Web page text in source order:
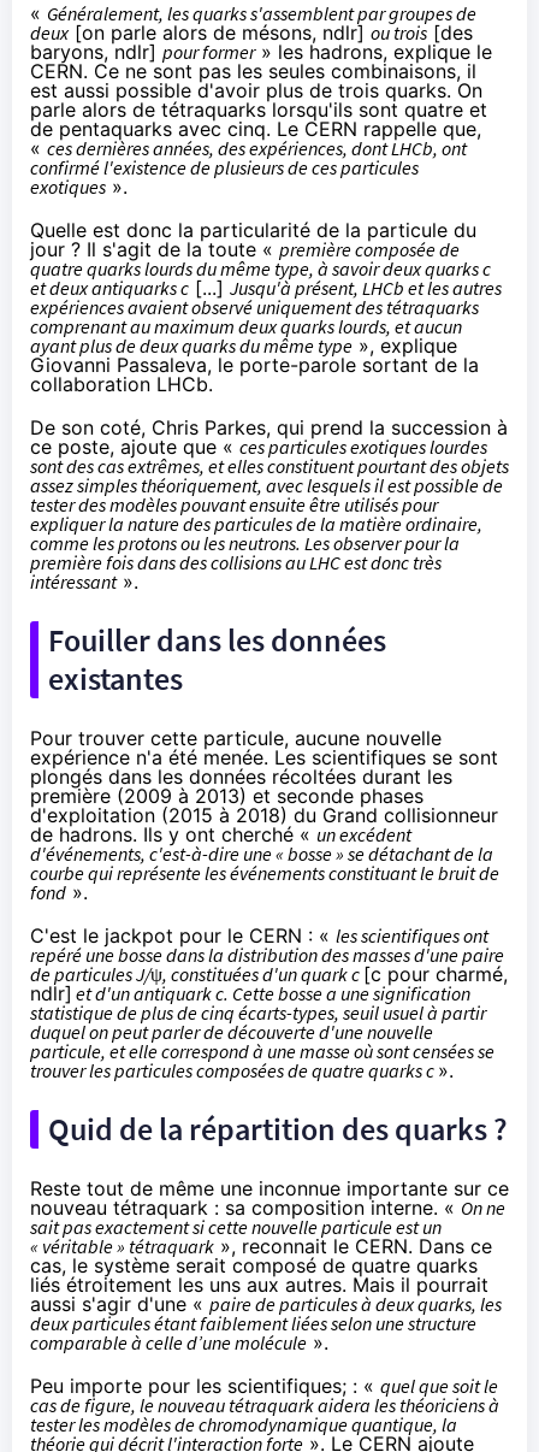
« Généralement, les quarks s'assemblent par groupes de
deux[on parle alors de mésons, ndlr] ou trois [des
baryons, ndlr] pour former» les hadrons, explique le
CERN. Ce ne sont pas les seules combinaisons, il
est aussi possible d'avoir plus de trois quarks. On
parle alors de tétraquarks lorsqu'ils sont quatre et
de pentaquarks avec cinq. Le CERN rappelle que,
« ces dernières années, des expériences, dont LHCb, ont
confirmé l'existence de plusieurs de ces particules
exotiques ».
Quelle est donc la particularité de la particule du
jour ? Il s'agit de la toute « première composée de
quatre quarks lourds du même type, à savoir deux quarks c
et deux antiquarks c [...] Jusqu'à présent, LHCb et les autres
expériences avaient observé uniquement des tétraquarks
comprenant au maximum deux quarks lourds, et aucun
ayant plus de deux quarks du même type », explique
Giovanni Passaleva, le porte-parole sortant de la
collaboration LHCb.
De son coté, Chris Parkes, qui prend la succession à
ce poste, ajoute que « ces particules exotiques lourdes
sont des cas extrêmes, et elles constituent pourtant des objets
assez simples théoriquement, avec lesquels il est possible de
tester des modèles pouvant ensuite être utilisés pour
expliquer la nature des particules de la matière ordinaire,
comme les protons ou les neutrons. Les observer pour la
première fois dans des collisions au LHC est donc très
intéressant».
Fouiller dans les données
existantes
Pour trouver cette particule, aucune nouvelle
expérience n'a été menée. Les scientifiques se sont
plongés dans les données récoltées durant les
première (2009 à 2013) et seconde phases
d'exploitation (2015 à 2018) du Grand collisionneur
de hadrons. Ils y ont cherché « un excédent
d'événements, c'est-à-dire une « bosse » se détachant de la
courbe qui représente les événements constituant le bruit de
fond ».
C'est le jackpot pour le CERN : « les scientifiques ont
repéré une bosse dans la distribution des masses d'une paire
de particules J/ψ, constituées d'un quark c [c pour charmé,
ndlr] et d'un antiquark c. Cette bosse a une signification
statistique de plus de cinq écarts-types, seuil usuel à partir
duquel on peut parler de découverte d'une nouvelle
particule, et elle correspond à une masse où sont censées se
trouver les particules composées de quatre quarks c ».
Quid de la répartition des quarks ?
Reste tout de même une inconnue importante sur ce
nouveau tétraquark : sa composition interne. « On ne
sait pas exactement si cette nouvelle particule est un
« véritable » tétraquark », reconnait le CERN. Dans ce
cas, le système serait composé de quatre quarks
liés étroitement les uns aux autres. Mais il pourrait
aussi s'agir d'une « paire de particules à deux quarks, les
deux particules étant faiblement liées selon une structure
comparable à celle d’une molécule ».
Peu importe pour les scientifiques; : « quel que soit le
cas de figure, le nouveau tétraquark aidera les théoriciens à
tester les modèles de chromodynamique quantique, la
théorie qui décrit l'interaction forte ». Le CERN ajoute